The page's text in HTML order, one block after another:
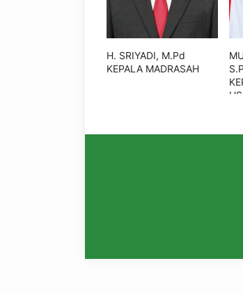
H. SRIYADI, M.Pd
KEPALA MADRASAH